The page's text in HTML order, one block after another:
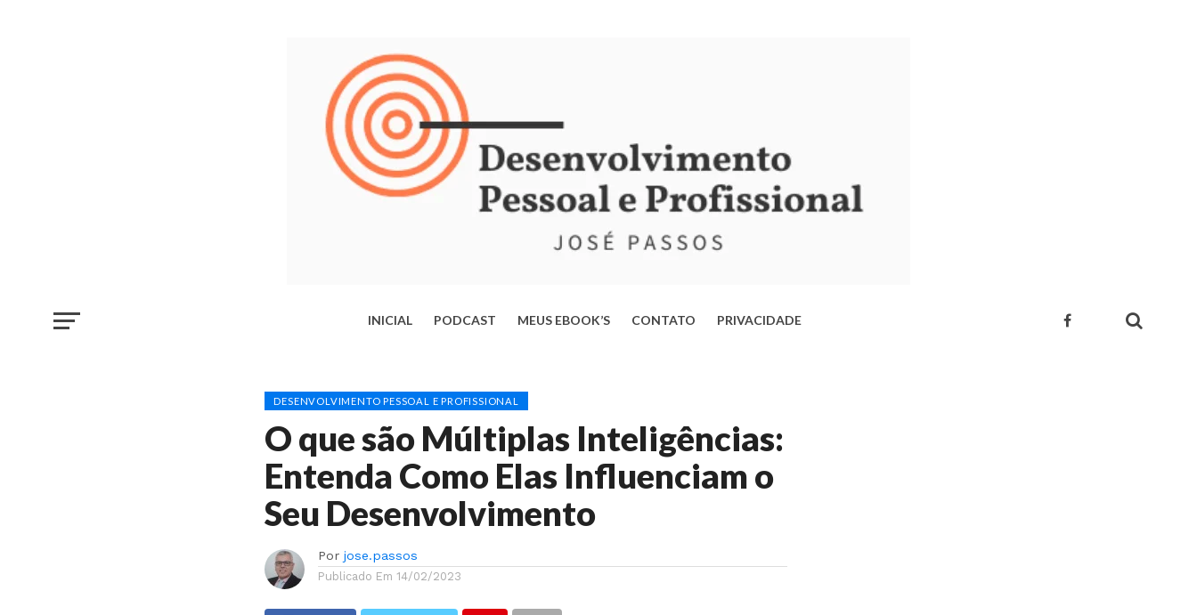
INICIAL PODCAST MEUS EBOOK’S CONTATO PRIVACIDADE
VIDA E ALCANÇAR SEU POTENCIAL
DESENVOLVIMENTO PESSOAL E PROFISSIONAL
O que são Múltiplas Inteligências:
Entenda Como Elas Influenciam o
Seu Desenvolvimento
Por jose.passos
Publicado Em 14/02/2023